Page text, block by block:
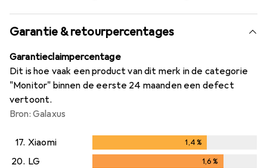
Garantie & retourpercentages
Garantieclaimpercentage
Dit is hoe vaak een product van dit merk in de categorie
"Monitor" binnen de eerste 24 maanden een defect
vertoont.
Bron: Galaxus
17. Xiaomi 1,4%
20. LG 1,6%